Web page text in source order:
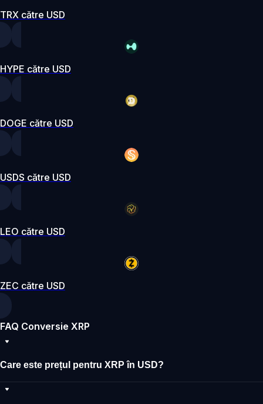
TRX către USD
HYPE către USD
DOGE către USD
USDS către USD
LEO către USD
ZEC către USD
FAQ Conversie XRP
Care este prețul pentru XRP în USD?